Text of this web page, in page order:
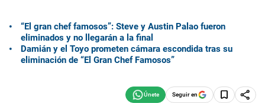
“El gran chef famosos”: Steve y Austin Palao fueron
eliminados y no llegarán a la final
Damián y el Toyo prometen cámara escondida tras su
eliminación de “El Gran Chef Famosos”
Seguir en